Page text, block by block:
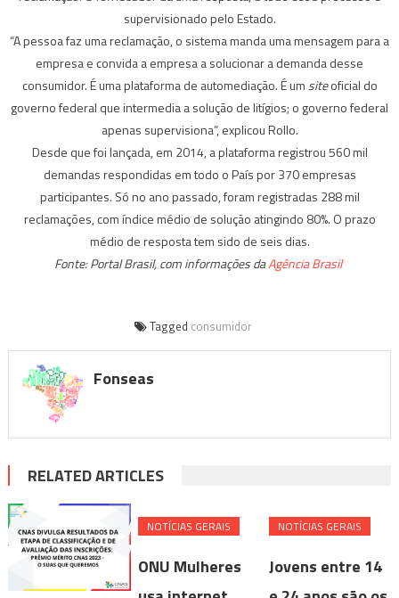
supervisionado pelo Estado.
“A pessoa faz uma reclamação, o sistema manda uma mensagem para a
empresa e convida a empresa a solucionar a demanda desse
consumidor. É uma plataforma de automediação. É um siteoficial do
governo federal que intermedia a solução de litígios; o governo federal
apenas supervisiona”, explicou Rollo.
Desde que foi lançada, em 2014, a plataforma registrou 560 mil
demandas respondidas em todo o País por 370 empresas
participantes. Só no ano passado, foram registradas 288 mil
reclamações, com índice médio de solução atingindo 80%. O prazo
médio de resposta tem sido de seis dias.
Fonte: Portal Brasil, com informações daAgência Brasil
Tagged consumidor
Fonseas
RELATED ARTICLES
NOTÍ­CIAS GERAIS
ONU Mulheres
NOTÍ­CIAS GERAIS
Jovens entre 14